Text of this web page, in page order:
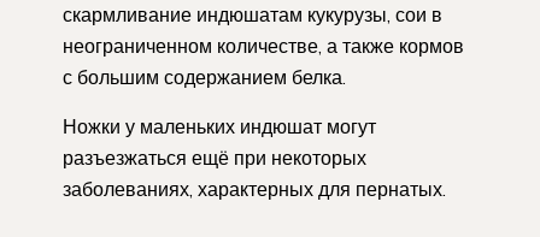
скармливание индюшатам кукурузы, сои в
неограниченном количестве, а также кормов
с большим содержанием белка.
Ножки у маленьких индюшат могут
разъезжаться ещё при некоторых
заболеваниях, характерных для пернатых.